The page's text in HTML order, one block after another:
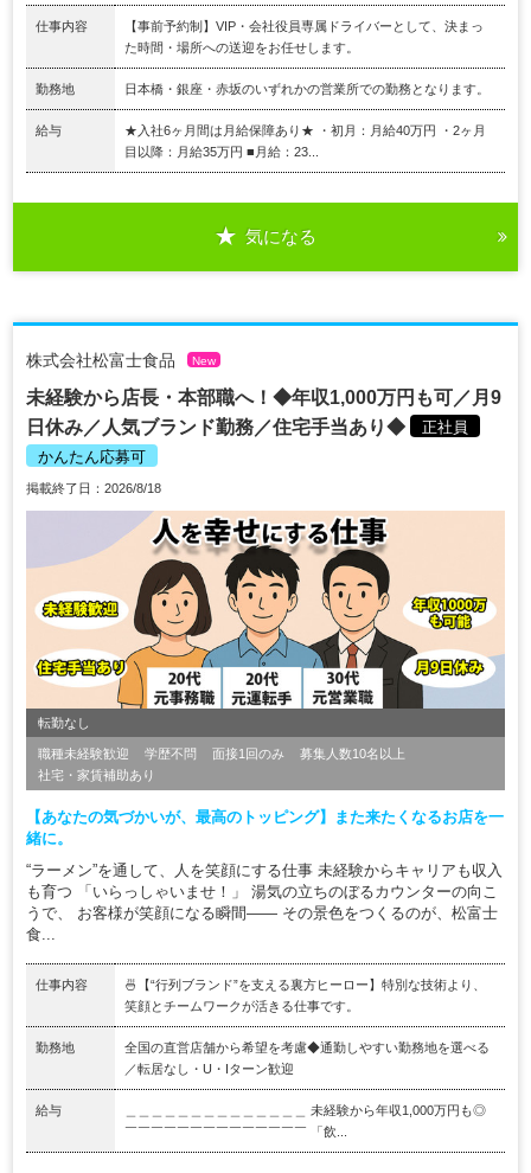
仕事内容
【事前予約制】VIP・会社役員専属ドライバーとして、決まっ
た時間・場所への送迎をお任せします。
勤務地 日本橋・銀座・赤坂のいずれかの営業所での勤務となります。
給与
★入社6ヶ月間は月給保障あり★ ・初月：月給40万円 ・2ヶ月
目以降：月給35万円 ■月給：23...
気になる
株式会社松富士食品 New
未経験から店長・本部職へ！◆年収1,000万円も可／月9
日休み／人気ブランド勤務／住宅手当あり◆
正社員
かんたん応募可
掲載終了日：2026/8/18
転勤なし
職種未経験歓迎 学歴不問 面接1回のみ
募集人数10名以上
社宅・家賃補助あり
【あなたの気づかいが、最高のトッピング】また来たくなるお店を一
緒に。
“ラーメン”を通して、人を笑顔にする仕事 未経験からキャリアも収入
も育つ 「いらっしゃいませ！」 湯気の立ちのぼるカウンターの向こ
うで、 お客様が笑顔になる瞬間―― その景色をつくるのが、松富士
食...
仕事内容
🍜【“行列ブランド”を支える裏方ヒーロー】特別な技術より、
笑顔とチームワークが活きる仕事です。
勤務地
全国の直営店舗から希望を考慮◆通勤しやすい勤務地を選べる
／転居なし・U・Iターン歓迎
給与
＿＿＿＿＿＿＿＿＿＿＿＿＿＿ 未経験から年収1,000万円も◎
￣￣￣￣￣￣￣￣￣￣￣￣￣￣ 「飲...